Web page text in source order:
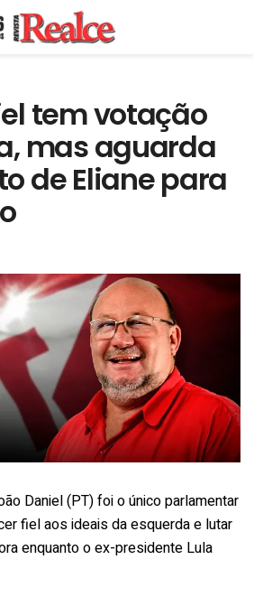
tem votação
mas aguarda
de Eliane para
Daniel (PT) foi o único parlamentar
fiel aos ideais da esquerda e lutar
enquanto o ex-presidente Lula